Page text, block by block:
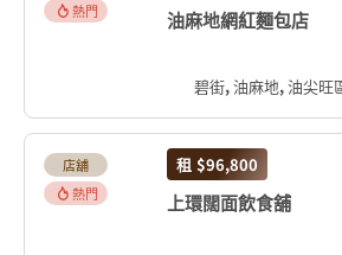
熱門
油麻地網紅麵包店
碧街, 油麻地, 油尖旺區,
店舖
熱門
租 $96,800
上環闊面飲食舖